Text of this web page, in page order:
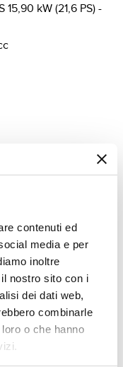
contenuti ed
media e per
inoltre
nostro sito con i
dei dati web,
combinarle
o che hanno
15,90 kW (21,6 PS) -